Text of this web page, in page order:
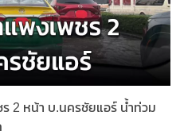
2 หน้า บ.นครชัยแอร์ น้ำท่วม